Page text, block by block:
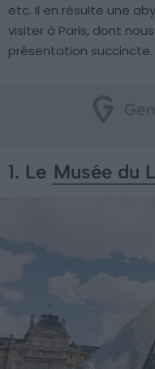
etc. Il en résulte une
visiter à Paris, dont
présentation succincte.
1. Le Musée du